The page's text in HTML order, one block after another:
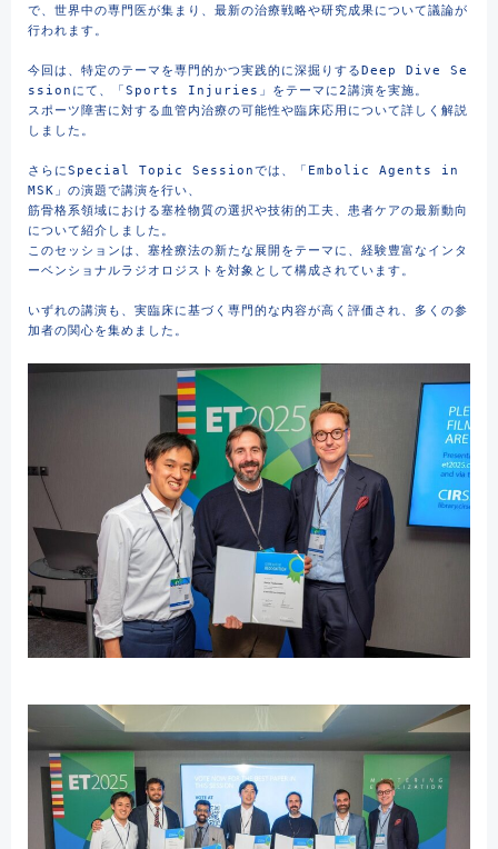
で、世界中の専門医が集まり、最新の治療戦略や研究成果について議論が
行われます。
今回は、特定のテーマを専門的かつ実践的に深掘りするDeep Dive Se
ssionにて、「Sports Injuries」をテーマに2講演を実施。
スポーツ障害に対する血管内治療の可能性や臨床応用について詳しく解説
しました。
さらにSpecial Topic Sessionでは、「Embolic Agents in
MSK」の演題で講演を行い、
筋骨格系領域における塞栓物質の選択や技術的工夫、患者ケアの最新動向
について紹介しました。
このセッションは、塞栓療法の新たな展開をテーマに、経験豊富なインタ
ーベンショナルラジオロジストを対象として構成されています。
いずれの講演も、実臨床に基づく専門的な内容が高く評価され、多くの参
加者の関心を集めました。